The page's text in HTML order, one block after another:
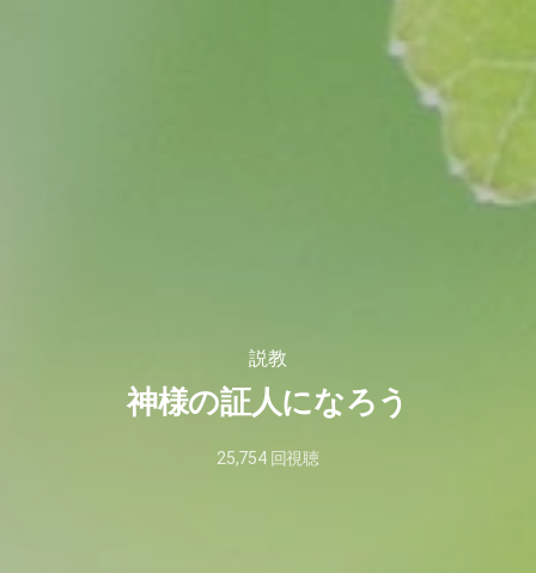
説教
神様の証人になろう
2026
25,754 回視聴